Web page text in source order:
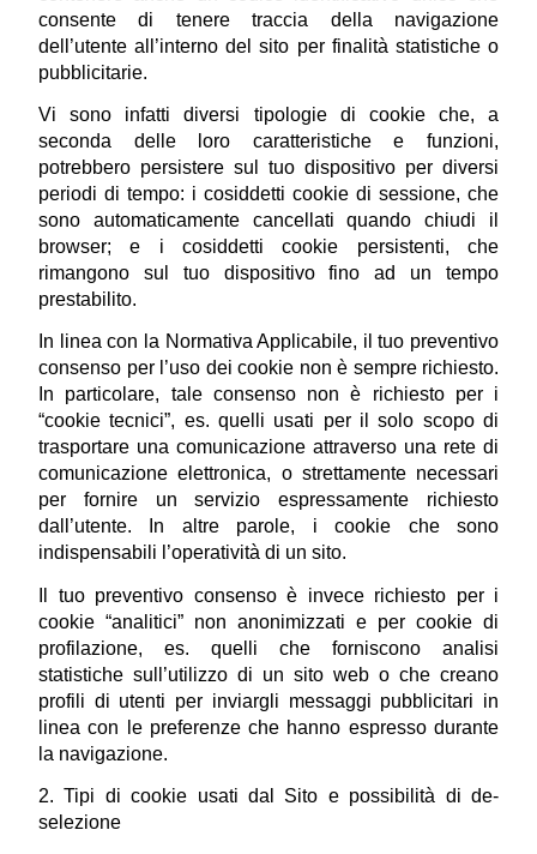
consente di tenere traccia della navigazione
dell’utente all’interno del sito per finalità statistiche o
pubblicitarie.
Vi sono infatti diversi tipologie di cookie che, a
seconda delle loro caratteristiche e funzioni,
potrebbero persistere sul tuo dispositivo per diversi
periodi di tempo: i cosiddetti cookie di sessione, che
sono automaticamente cancellati quando chiudi il
browser; e i cosiddetti cookie persistenti, che
rimangono sul tuo dispositivo fino ad un tempo
prestabilito.
In linea con la Normativa Applicabile, il tuo preventivo
consenso per l’uso dei cookie non è sempre richiesto.
In particolare, tale consenso non è richiesto per i
“cookie tecnici”, es. quelli usati per il solo scopo di
trasportare una comunicazione attraverso una rete di
comunicazione elettronica, o strettamente necessari
per fornire un servizio espressamente richiesto
dall’utente. In altre parole, i cookie che sono
indispensabili l’operatività di un sito.
Il tuo preventivo consenso è invece richiesto per i
cookie “analitici” non anonimizzati e per cookie di
profilazione, es. quelli che forniscono analisi
statistiche sull’utilizzo di un sito web o che creano
profili di utenti per inviargli messaggi pubblicitari in
linea con le preferenze che hanno espresso durante
la navigazione.
2. Tipi di cookie usati dal Sito e possibilità di de-
selezione